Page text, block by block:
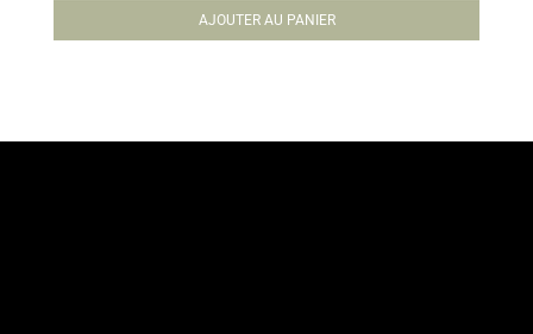
AJOUTER AU PANIER